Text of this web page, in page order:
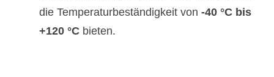
die Temperaturbeständigkeit von -40 °C bis
+120 °C bieten.